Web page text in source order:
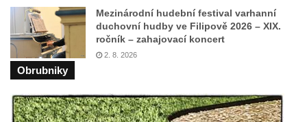
Socha Civilizovaní na Husově třídě v
Českých Budějovicích
Socha svatého Jana Nepomuckého Na
Sadech u Mlýnské stoky v Českých
Sochy brouků u Mlýnské stoky v Českých
Mezinárodní hudební festival varhanní
duchovní hudby ve Filipově 2026 – XIX.
ročník – zahajovací koncert
2. 8. 2026
Obrubniky